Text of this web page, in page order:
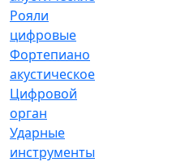
Рояли
цифровые
Фортепиано
акустическое
Цифровой
орган
Ударные
инструменты